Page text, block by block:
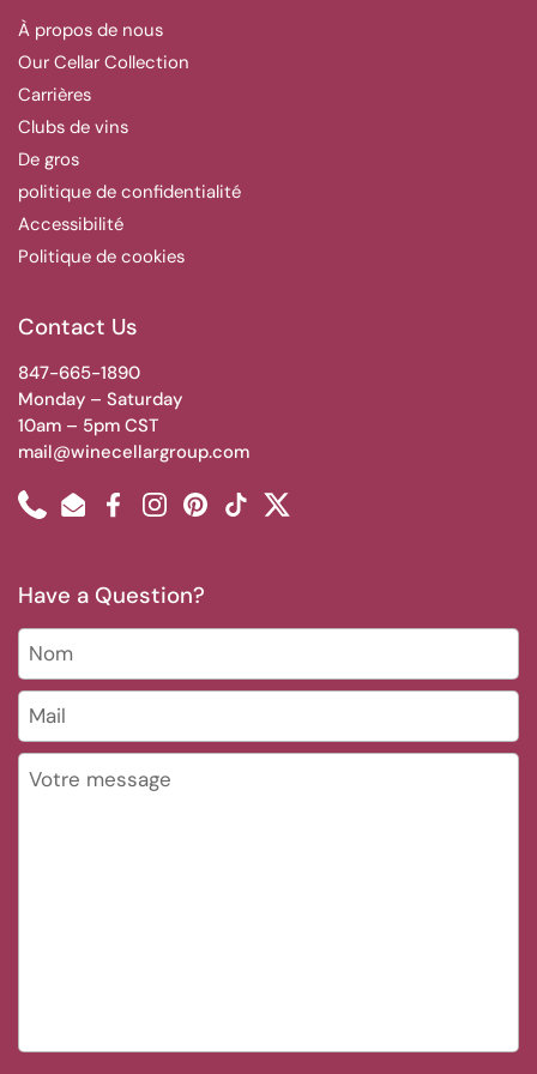
À propos de nous
Our Cellar Collection
Carrières
Clubs de vins
De gros
politique de confidentialité
Accessibilité
Politique de cookies
Contact Us
847-665-1890
Monday – Saturday
10am – 5pm CST
mail@winecellargroup.com
PhoneEmailFacebookInstagramPinterest
TikTokTwitter
Have a Question?
Nom
Mail *
Votre message